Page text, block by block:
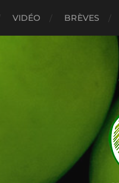
VIDÉO BRÈVES